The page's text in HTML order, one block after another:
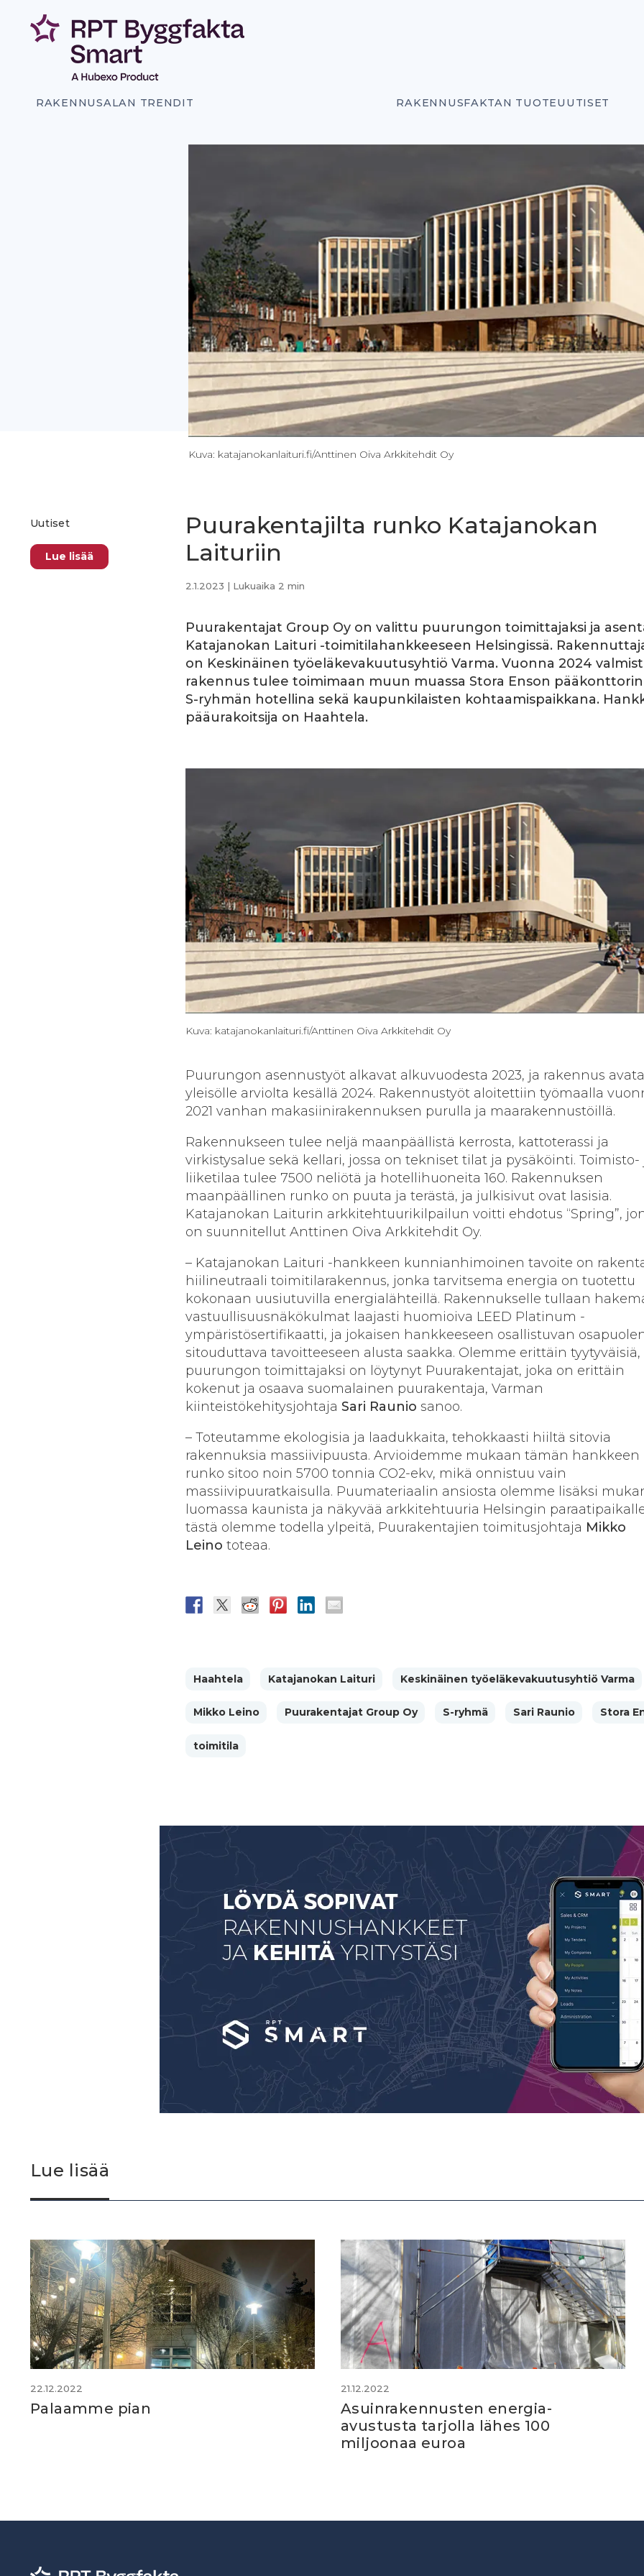
sisältöön
RAKENNUSALAN TRENDIT RAKENNUSFAKTAN TUOTEUUTISET
Kuva: katajanokanlaituri.fi/Anttinen Oiva Arkkitehdit Oy
Uutiset
Lue lisää
Puurakentajilta runko Katajanokan
Laituriin
2.1.2023 | Lukuaika 2 min
Puurakentajat Group Oy on valittu puurungon toimittajaksi ja
Katajanokan Laituri -toimitilahankkeeseen Helsingissä.
on Keskinäinen työeläkevakuutusyhtiö Varma. Vuonna 2024
rakennus tulee toimimaan muun muassa Stora Enson
S-ryhmän hotellina sekä kaupunkilaisten kohtaamispaikkana.
pääurakoitsija on Haahtela.
Kuva: katajanokanlaituri.fi/Anttinen Oiva Arkkitehdit Oy
Puurungon asennustyöt alkavat alkuvuodesta 2023, ja rakennus
yleisölle arviolta kesällä 2024. Rakennustyöt aloitettiin työmaalla
2021 vanhan makasiinirakennuksen purulla ja maarakennustöillä.
Rakennukseen tulee neljä maanpäällistä kerrosta, kattoterassi ja
virkistysalue sekä kellari, jossa on tekniset tilat ja pysäköinti. Toimisto-
liiketilaa tulee 7500 neliötä ja hotellihuoneita 160. Rakennuksen
maanpäällinen runko on puuta ja terästä, ja julkisivut ovat lasisia.
Katajanokan Laiturin arkkitehtuurikilpailun voitti ehdotus “Spring”,
on suunnitellut Anttinen Oiva Arkkitehdit Oy.
– Katajanokan Laituri -hankkeen kunnianhimoinen tavoite on
hiilineutraali toimitilarakennus, jonka tarvitsema energia on tuotettu
kokonaan uusiutuvilla energialähteillä. Rakennukselle tullaan
vastuullisuusnäkökulmat laajasti huomioiva LEED Platinum -
ympäristösertifikaatti, ja jokaisen hankkeeseen osallistuvan
sitouduttava tavoitteeseen alusta saakka. Olemme erittäin
puurungon toimittajaksi on löytynyt Puurakentajat, joka on erittäin
kokenut ja osaava suomalainen puurakentaja, Varman
kiinteistökehitysjohtaja Sari Raunio sanoo.
– Toteutamme ekologisia ja laadukkaita, tehokkaasti hiiltä sitovia
rakennuksia massiivipuusta. Arvioidemme mukaan tämän hankkeen
runko sitoo noin 5700 tonnia CO2-ekv, mikä onnistuu vain
massiivipuuratkaisulla. Puumateriaalin ansiosta olemme lisäksi
luomassa kaunista ja näkyvää arkkitehtuuria Helsingin
tästä olemme todella ylpeitä, Puurakentajien toimitusjohtaja Mikko
Leino toteaa.
Haahtela Katajanokan Laituri Keskinäinen työeläkevakuutusyhtiö Varma
Mikko Leino Puurakentajat Group Oy S-ryhmä Sari Raunio Stora
toimitila
Lue lisää
22.12.2022
Palaamme pian
21.12.2022
Asuinrakennusten energia-
avustusta tarjolla lähes 100
miljoonaa euroa